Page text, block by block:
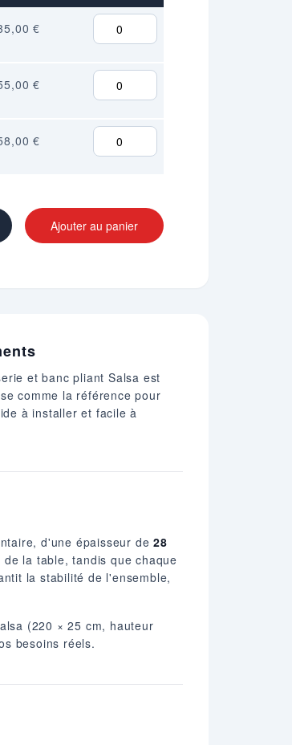
€
€
€
Ajouter au panier
et banc pliant Salsa est
comme la référence pour
à installer et facile à
d'une épaisseur de28
de la table, tandis que chaque
la stabilité de l'ensemble,
(220 × 25 cm, hauteur
besoins réels.